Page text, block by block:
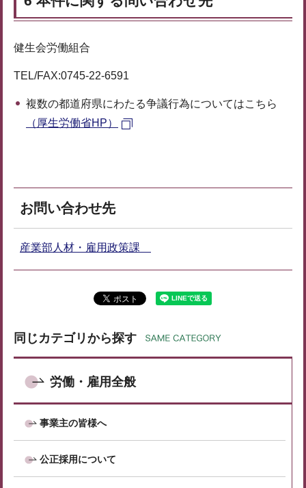
健生会労働組合
TEL/FAX:0745-22-6591
複数の都道府県にわたる争議行為についてはこちら
（厚生労働省HP）
お問い合わせ先
産業部人材・雇用政策課
同じカテゴリから探す
労働・雇用全般
事業主の皆様へ
公正採用について